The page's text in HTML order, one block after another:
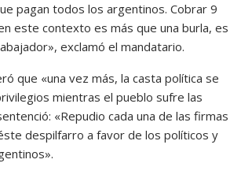
pagan todos los argentinos. Cobrar 9
este contexto es más que una burla, es
, exclamó el mandatario.
que «una vez más, la casta política se
mientras el pueblo sufre las
«Repudio cada una de las firmas
despilfarro a favor de los políticos y